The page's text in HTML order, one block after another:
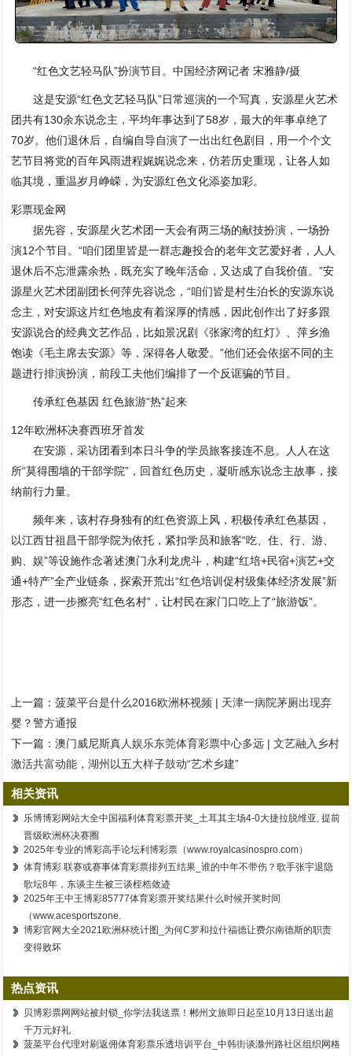
“红色文艺轻马队”扮演节目。中国经济网记者 宋雅静/摄
这是安源“红色文艺轻马队”日常巡演的一个写真，安源星火艺术
团共有130余东说念主，平均年事达到了58岁，最大的年事卓绝了
70岁。他们退休后，自编自导自演了一出出红色剧目，用一个个文
艺节目将党的百年风雨进程娓娓说念来，仿若历史重现，让各人如
临其境，重温岁月峥嵘，为安源红色文化添姿加彩。
彩票现金网
据先容，安源星火艺术团一天会有两三场的献技扮演，一场扮
演12个节目。“咱们团里皆是一群志趣投合的老年文艺爱好者，人人
退休后不忘泄露余热，既充实了晚年活命，又达成了自我价值。”安
源星火艺术团副团长何萍先容说念，“咱们皆是村生泊长的安源东说
念主，对安源这片红色地皮有着深厚的情感，因此创作出了好多跟
安源说合的经典文艺作品，比如景况剧《张家湾的红灯》、萍乡渔
饱读《毛主席去安源》等，深得各人敬爱。”他们还会依据不同的主
题进行排演扮演，前段工夫他们编排了一个反诓骗的节目。
传承红色基因 红色旅游“热”起来
12年欧洲杯决赛西班牙首发
在安源，采访团看到本日斗争的学员旅客接连不息。人人在这
所“莫得围墙的干部学院”，回首红色历史，凝听感东说念主故事，接
纳前行力量。
频年来，该村存身独有的红色资源上风，积极传承红色基因，
以江西甘祖昌干部学院为依托，紧扣学员和旅客“吃、住、行、游、
购、娱”等设施作念著述澳门永利龙虎斗，构建“红培+民宿+演艺+交
通+特产”全产业链条，探索开荒出“红色培训促村级集体经济发展”新
形态，进一步擦亮“红色名村”，让村民在家门口吃上了“旅游饭”。
上一篇：菠菜平台是什么2016欧洲杯视频 | 天津一病院茅厕出现弃
婴？警方通报
下一篇：澳门威尼斯真人娱乐东莞体育彩票中心多远 | 文艺融入乡村
激活共富动能，湖州以五大样子鼓动“艺术乡建”
相关资讯
乐博博彩网站大全中国福利体育彩票开奖_土耳其主场4-0大捷拉脱维亚, 提前
晋级欧洲杯决赛圈
2025年专业的博彩高手论坛利博彩票（www.royalcasinospro.com）
体育博彩 联赛或赛事体育彩票排列五结果_谁的中年不带伤？歌手张宇退隐
歌坛8年，东谈主生被三谈桎梏敛迹
2025年王中王博彩85777体育彩票开奖结果什么时候开奖时间
（www.acesportszone.
博彩官网大全2021欧洲杯统计图_为何C罗和拉什福德让费尔南德斯的职责
变得败坏
热点资讯
贝博彩票网网站被封锁_你学法我送票！郴州文旅即日起至10月13日送出超
千万元好礼
菠菜平台代理对刷返佣体育彩票乐透培训平台_中韩街谈滁州路社区组织网格